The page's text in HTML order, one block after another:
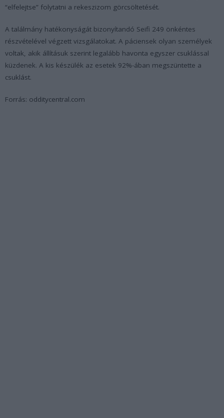
“elfelejtse” folytatni a rekeszizom görcsöltetését.
A találmány hatékonyságát bizonyítandó Seifi 249 önkéntes
részvételével végzett vizsgálatokat. A páciensek olyan személyek
voltak, akik állításuk szerint legalább havonta egyszer csuklással
küzdenek. A kis készülék az esetek 92%-ában megszüntette a
csuklást.
Forrás: odditycentral.com